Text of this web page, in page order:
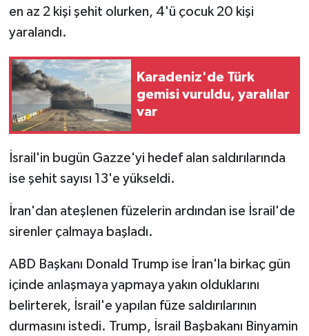
en az 2 kişi şehit olurken, 4'ü çocuk 20 kişi
yaralandı.
Karadeniz'de Türk
gemisi vuruldu, yaralılar
var
İsrail'in bugün Gazze'yi hedef alan saldırılarında
ise şehit sayısı 13'e yükseldi.
İran'dan ateşlenen füzelerin ardından ise İsrail'de
sirenler çalmaya başladı.
ABD Başkanı Donald Trump ise İran'la birkaç gün
içinde anlaşmaya yapmaya yakın olduklarını
belirterek, İsrail'e yapılan füze saldırılarının
durmasını istedi. Trump, İsrail Başbakanı Binyamin